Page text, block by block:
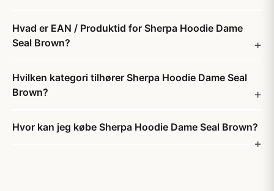
Hvad er EAN / Produktid for Sherpa Hoodie Dame
Seal Brown?
Hvilken kategori tilhører Sherpa Hoodie Dame Seal
Brown?
Hvor kan jeg købe Sherpa Hoodie Dame Seal Brown?